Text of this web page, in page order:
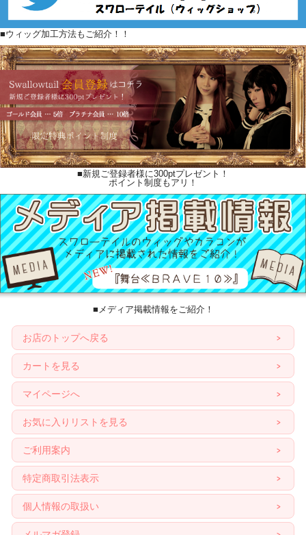
■ウィッグ加工方法もご紹介！！
■新規ご登録者様に300ptプレゼント！
ポイント制度もアリ！
■メディア掲載情報をご紹介！
お店のトップへ戻る
カートを見る
マイページへ
お気に入りリストを見る
ご利用案内
特定商取引法表示
個人情報の取扱い